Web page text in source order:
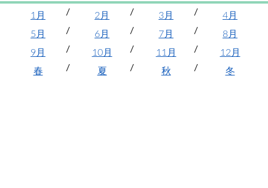
1月 2月 3月
4月
5月
6月 7月
8月
9月
10月 11月
12月
春
夏 秋 冬